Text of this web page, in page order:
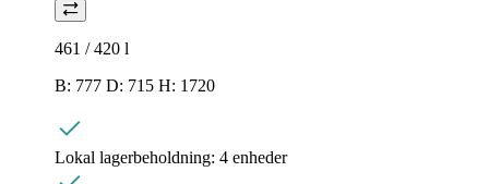
461 / 420 l
B: 777 D: 715 H: 1720
Lokal lagerbeholdning: 4 enheder